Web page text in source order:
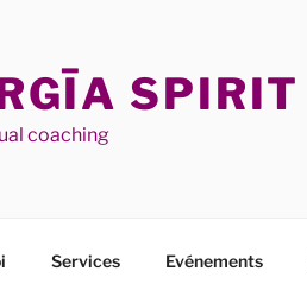
SPIRIT
coaching
Services Evénements